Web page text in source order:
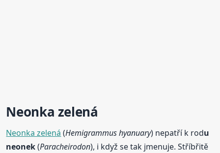
Neonka zelená
Neonka zelená (Hemigrammus hyanuary) nepatří k rodu
neonek(Paracheirodon), i když se tak jmenuje. Stříbřitě